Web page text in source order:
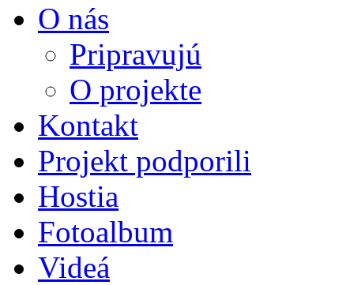
O nás
Pripravujú
O projekte
Kontakt
Projekt podporili
Hostia
Fotoalbum
Videá